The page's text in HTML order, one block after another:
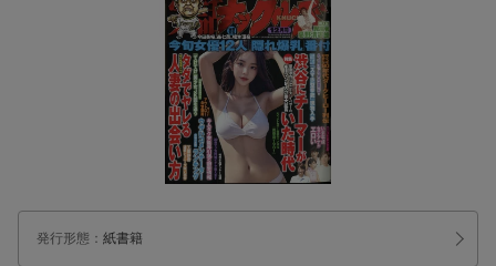
発行形態 ： 紙書籍